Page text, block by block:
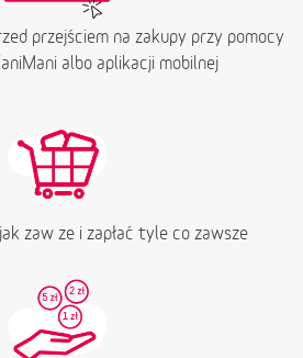
przejściem na zakupy przy pomocy
albo aplikacji mobilnej
zaw ze i zapłać tyle co zawsze